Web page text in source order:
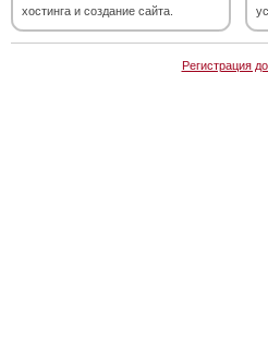
хостинга и создание сайта.
Регистрация